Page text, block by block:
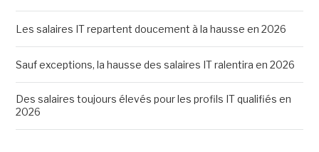
Les salaires IT repartent doucement à la hausse en 2026
Sauf exceptions, la hausse des salaires IT ralentira en 2026
Des salaires toujours élevés pour les profils IT qualifiés en
2026